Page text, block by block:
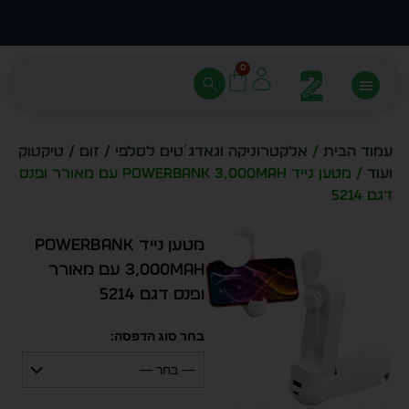
0
עמוד הבית / אלקטרוניקה וגאדג´טים לסלפי / זום / טיקטוק
ועוד
/ מטען נייד POWERBANK 3,000mAh עם מאורר ופנס
דגם 5214
מטען נייד POWERBANK
3,000mAh עם מאורר
ופנס דגם 5214
בחר סוג הדפסה:
— בחר —